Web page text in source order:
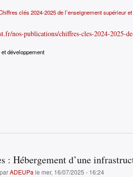
clés 2024-2025 de l’enseignement supérieur
nos-publications/chiffres-cles-2024-2025-
développement
: Hébergement d’une
ADEUPa le mer, 16/07/2025 - 16:24